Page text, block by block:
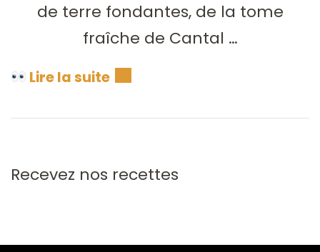
de terre fondantes, de la tome
fraîche de Cantal …
Lire la suite
Recevez nos recettes